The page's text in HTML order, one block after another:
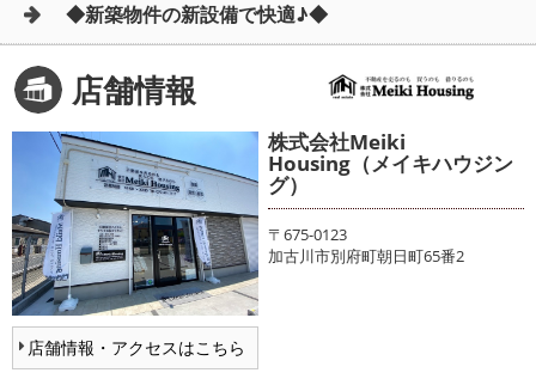
◆新築物件の新設備で快適♪◆
店舗情報
店舗情報・アクセスはこちら
株式会社Meiki
Housing（メイキハウジン
グ）
〒675-0123
加古川市別府町朝日町65番2